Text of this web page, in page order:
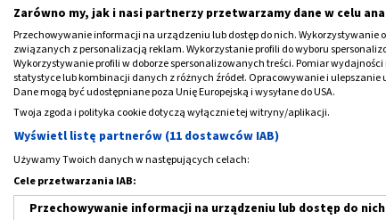
Alergiczny niezbędnik -
Zarówno my, jak i nasi partnerzy przetwarzamy dane w celu
Przechowywanie informacji na urządzeniu lub dostęp do nich.
związanych z personalizacją reklam. Wykorzystanie profili do wyboru
Wykorzystywanie profili w doborze spersonalizowanych treści. Pomiar
statystyce lub kombinacji danych z różnych źródeł. Opracowywanie i
Dane mogą być udostępniane poza Unię Europejską i wysyłane do USA.
Twoja zgoda i polityka cookie dotyczą wyłącznie tej witryny/aplikacji.
Wyświetl listę partnerów (11 dostawców IAB)
Używamy Twoich danych w następujących celach:
Cele przetwarzania IAB:
Przechowywanie informacji na urządzeniu lub dostęp do nich